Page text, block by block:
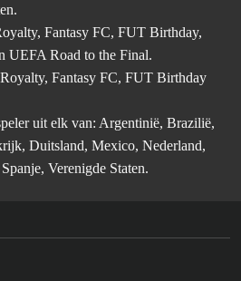
Fantasy FC, FUT Birthday,
UEFA Road to the Final.
Fantasy FC, FUT Birthday
uit elk van: Argentinië, Brazilië,
Duitsland, Mexico, Nederland,
Verenigde Staten.